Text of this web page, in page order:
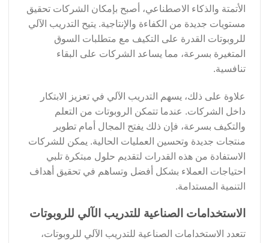
الأتمتة والذكاء الاصطناعي، أصبح بإمكان الشركات تحقيق
مستويات جديدة من الكفاءة والإنتاجية. يتيح التدريب الآلي
للروبوتات القدرة على التكيف مع متطلبات السوق
المتغيرة بسرعة، مما يساعد الشركات على البقاء
تنافسية.
علاوة على ذلك، يسهم التدريب الآلي في تعزيز الابتكار
داخل الشركات. عندما تتمكن الروبوتات من التعلم
والتكيف بسرعة، فإن ذلك يفتح المجال أمام تطوير
منتجات جديدة وتحسين العمليات الحالية. يمكن للشركات
الاستفادة من هذه القدرات لتقديم حلول مبتكرة تلبي
احتياجات العملاء بشكل أفضل وتساهم في تحقيق أهداف
التنمية المستدامة.
الاستخدامات الصناعية للتدريب الآلي للروبوتات
تتعدد الاستخدامات الصناعية للتدريب الآلي للروبوتات،